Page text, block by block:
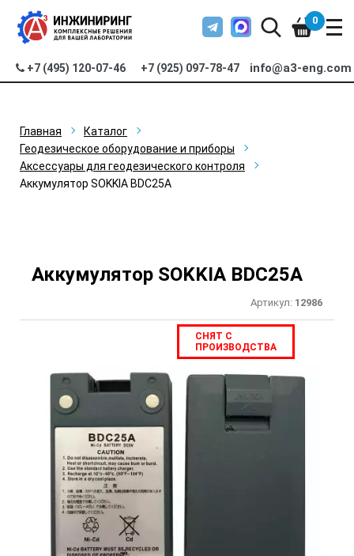
+7 (495) 120-07-46 +7 (925) 097-78-47 info@a3-eng.com
0
Главная
Каталог
Геодезическое оборудование и приборы
Аксессуары для геодезического контроля
Аккумулятор SOKKIA BDC25A
Аккумулятор SOKKIA BDC25A
Артикул: 12986
СНЯТ С
ПРОИЗВОДСТВА